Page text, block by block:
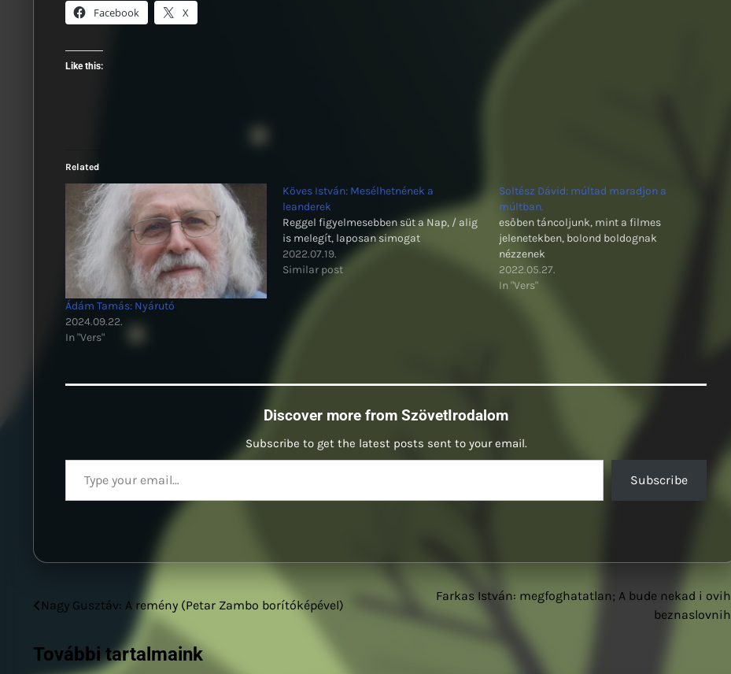
Facebook X
Like this:
Related
Ádám Tamás: Nyárutó
2024.09.22.
In "Vers"
Köves István: Mesélhetnének a
leanderek
Reggel figyelmesebben süt a Nap, / alig
is melegít, laposan simogat
2022.07.19.
Similar post
Soltész Dávid: múltad maradjon a
múltban.
esőben táncoljunk, mint a filmes
jelenetekben, bolond boldognak
nézzenek
2022.05.27.
In "Vers"
Discover more from SzövetIrodalom
Subscribe to get the latest posts sent to your email.
Type your email…
Subscribe
Bejegyzés
Nagy Gusztáv: A remény (Petar Zambo borítóképével)
Farkas István: megfoghatatlan; A bude nekad i ovih
beznaslovnih
További tartalmaink